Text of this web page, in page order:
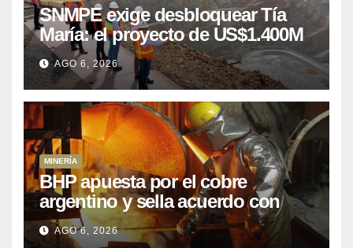
SNMPE exige desbloquear Tía
María: el proyecto de US$1.400M
que Perú lleva 15 años
posponiendo
AGO 6, 2026
MINERÍA
BHP apuesta por el cobre
argentino y sella acuerdo con
Kobrea para siete proyecto
AGO 6, 2026